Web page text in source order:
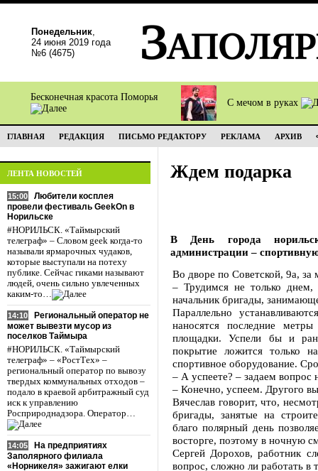
Понедельник,
24 июня 2019 года
№6 (4675)
Бесконечная красота Поморья
С мечом в руках
ГЛАВНАЯ РЕДАКЦИЯ ПИСЬМО РЕДАКТОРУ РЕКЛАМА АРХИВ
ЛЕНТА НОВОСТЕЙ
15:00
Любители косплея
провели фестиваль GeekOn в
Норильске
#НОРИЛЬСК. «Таймырский
телеграф» – Словом geek когда-то
называли ярмарочных чудаков,
которые выступали на потеху
публике. Сейчас гиками называют
людей, очень сильно увлеченных
каким-то…
14:10
Региональный оператор не
может вывезти мусор из
поселков Таймыра
#НОРИЛЬСК. «Таймырский
телеграф» – «РостТех» –
региональный оператор по вывозу
твердых коммунальных отходов –
подало в краевой арбитражный суд
иск к управлению
Росприроднадзора. Оператор…
14:05
На предприятиях
Заполярного филиала
«Норникеля» зажигают елки
Ждем подарка
В День города
администрации –
Во дворе по Советской, 9а,
– Трудимся не только
начальник бригады,
Параллельно
наносятся последние
площадки. Успели бы и
покрытие ложится только
спортивное оборудование.
– А успеете? – задаем вопрос
– Конечно, успеем. Другого
Вячеслав говорит, что,
бригады, занятые на
благо полярный день
восторге, поэтому в ночную
Сергей Дорохов, работник
вопрос, сложно ли работать в